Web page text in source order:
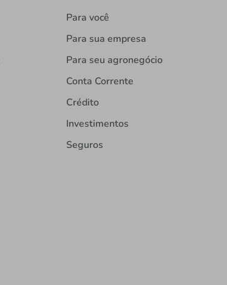
Para você
Para sua empresa
Para seu agronegócio
Conta Corrente
Crédito
Investimentos
Seguros